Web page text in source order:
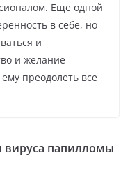
Еще одной
в себе, но
и
и желание
преодолеть все
вируса папилломы